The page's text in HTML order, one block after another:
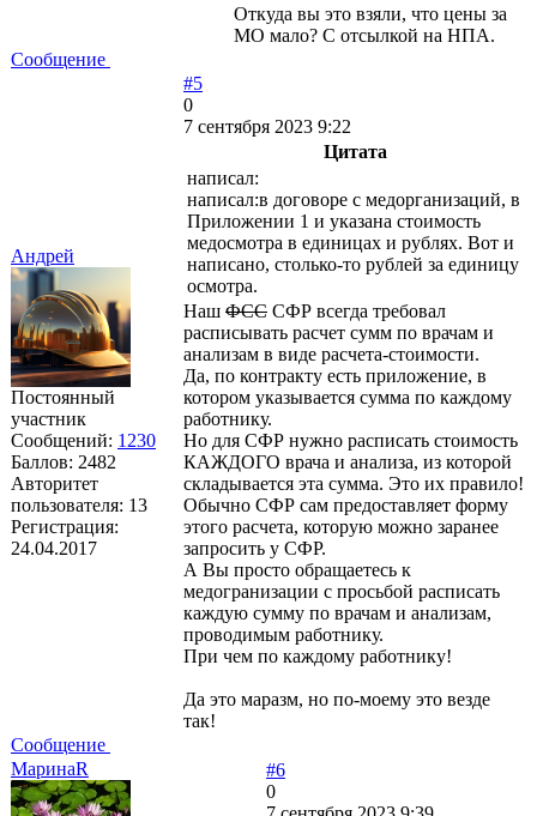
Откуда вы это взяли, что цены за
МО мало? С отсылкой на НПА.
Сообщение
Андрей
Постоянный
участник
Сообщений: 1230
Баллов: 2482
Авторитет
пользователя: 13
Регистрация:
24.04.2017
#5
0
7 сентября 2023 9:22
Цитата
написал:
написал:в договоре с медорганизаций, в
Приложении 1 и указана стоимость
медосмотра в единицах и рублях. Вот и
написано, столько-то рублей за единицу
осмотра.
Наш ФСС СФР всегда требовал
расписывать расчет сумм по врачам и
анализам в виде расчета-стоимости.
Да, по контракту есть приложение, в
котором указывается сумма по каждому
работнику.
Но для СФР нужно расписать стоимость
КАЖДОГО врача и анализа, из которой
складывается эта сумма. Это их правило!
Обычно СФР сам предоставляет форму
этого расчета, которую можно заранее
запросить у СФР.
А Вы просто обращаетесь к
медогранизации с просьбой расписать
каждую сумму по врачам и анализам,
проводимым работнику.
При чем по каждому работнику!
Да это маразм, но по-моему это везде
так!
Сообщение
МаринаR
#6
0